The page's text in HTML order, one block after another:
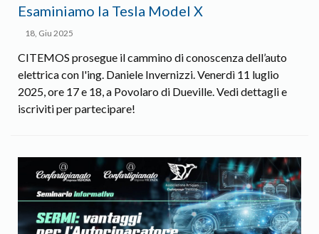
Esaminiamo la Tesla Model X
18, Giu 2025
CITEMOS prosegue il cammino di conoscenza dell’auto
elettrica con l'ing. Daniele Invernizzi. Venerdì 11 luglio
2025, ore 17 e 18, a Povolaro di Dueville. Vedi dettagli e
iscriviti per partecipare!